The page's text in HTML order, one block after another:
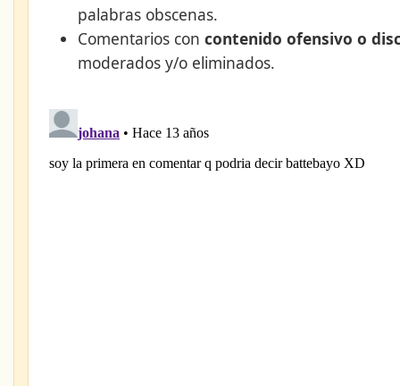
palabras obscenas.
Comentarios con contenido ofensivo o
moderados y/o eliminados.